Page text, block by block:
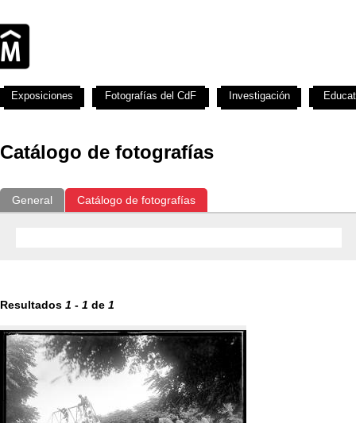
Catálogo de fotografías
General Catálogo de fotografías
Resultados 1 - 1 de 1
Exposiciones Fotografías del CdF Investigación